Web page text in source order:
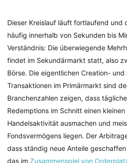
Dieser Kreislauf läuft fortlaufend und
häufig innerhalb von Sekunden bis
Verständnis: Die überwiegende
findet im Sekundärmarkt statt, also
Börse. Die eigentlichen Creation-
Transaktionen im Primärmarkt sind
Branchenzahlen zeigen, dass
Redemptions im Schnitt einen
Handelsaktivität ausmachen und
Fondsvermögens liegen. Der
dass ständig neue Anteile
das im Zusammenspiel von